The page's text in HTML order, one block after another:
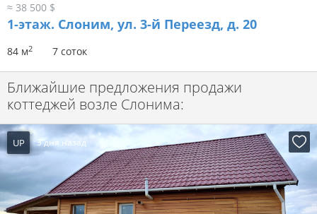
≈ 38 500 $
1-этаж. Слоним, ул. 3-й Переезд, д. 20
84 м2 7 соток
Ближайшие предложения продажи
коттеджей возле Слонима:
UP 3 дня назад